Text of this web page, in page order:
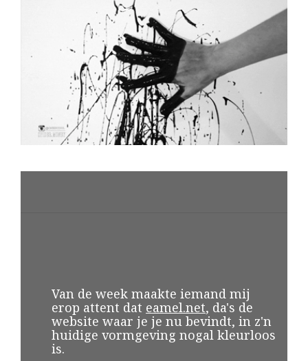
Van de week maakte iemand mij
erop attent dat eamel.net, da's de
website waar je je nu bevindt, in z'n
huidige vormgeving nogal kleurloos
is.